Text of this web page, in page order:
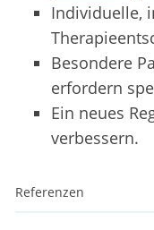
Individuelle,
Besondere
erfordern
Ein neues
verbessern.
Referenzen